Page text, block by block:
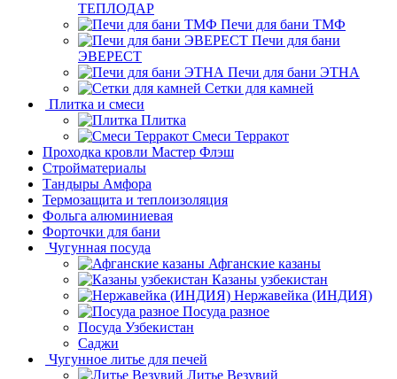
ТЕПЛОДАР
Печи для бани ТМФ
Печи для бани
ЭВЕРЕСТ
Печи для бани ЭТНА
Сетки для камней
Плитка и смеси
Плитка
Смеси Терракот
Проходка кровли Мастер Флэш
Стройматериалы
Тандыры Амфора
Термозащита и теплоизоляция
Фольга алюминиевая
Форточки для бани
Чугунная посуда
Афганские казаны
Казаны узбекистан
Нержавейка (ИНДИЯ)
Посуда разное
Посуда Узбекистан
Саджи
Чугунное литье для печей
Литье Везувий